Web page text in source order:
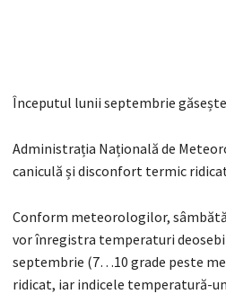
Începutul lunii septembrie
Administrația Națională de
caniculă și disconfort termic
Conform meteorologilor, sâmbătă
vor înregistra temperaturi
septembrie (7…10 grade peste
ridicat, iar indicele temperatură-